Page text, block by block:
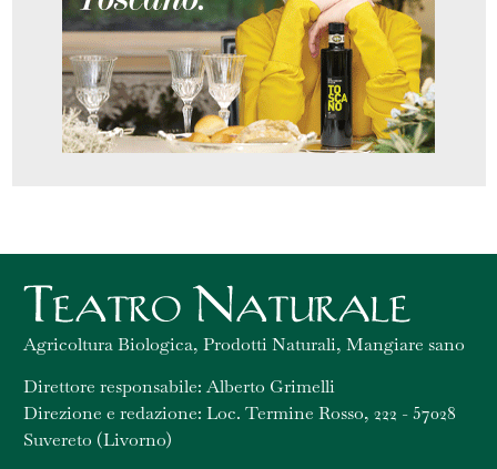
Agricoltura Biologica, Prodotti Naturali, Mangiare sano
Direttore responsabile: Alberto Grimelli
Direzione e redazione: Loc. Termine Rosso, 222 - 57028
Suvereto (Livorno)